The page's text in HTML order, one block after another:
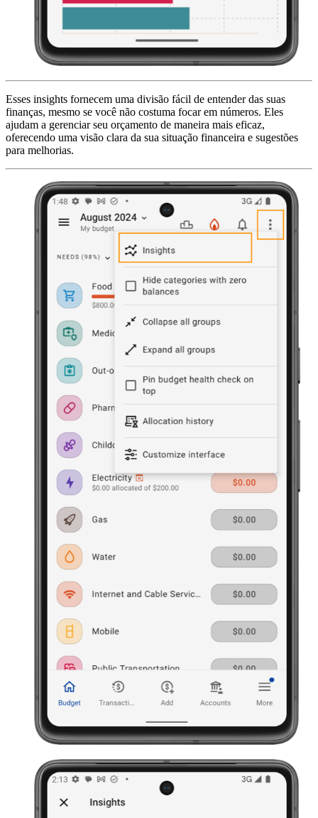
Esses insights fornecem uma divisão fácil de entender das suas
finanças, mesmo se você não costuma focar em números. Eles
ajudam a gerenciar seu orçamento de maneira mais eficaz,
oferecendo uma visão clara da sua situação financeira e sugestões
para melhorias.